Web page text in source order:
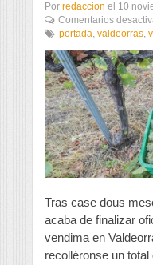
Por redaccion el 10
Comentarios
portada, valdeorras,
Tras case dous
acaba de finalizar
vendima en
recolléronse un